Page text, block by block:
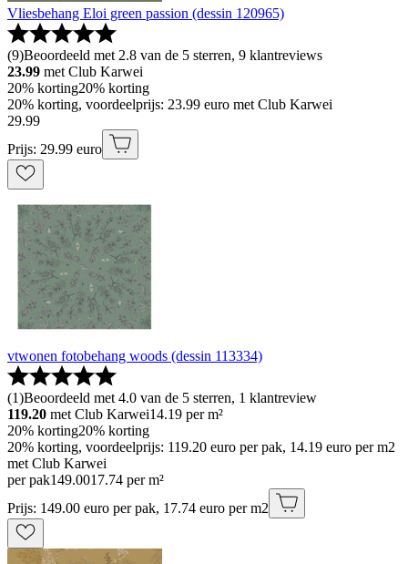
Vliesbehang Eloi green passion (dessin 120965)
(9)Beoordeeld met 2.8 van de 5 sterren, 9 klantreviews
23.99 met Club Karwei
20% korting20% korting
20% korting, voordeelprijs: 23.99 euro met Club Karwei
29.99
Prijs: 29.99 euro
vtwonen fotobehang woods (dessin 113334)
(1)Beoordeeld met 4.0 van de 5 sterren, 1 klantreview
119.20 met Club Karwei14.19 per m²
20% korting20% korting
20% korting, voordeelprijs: 119.20 euro per pak, 14.19 euro per m2
met Club Karwei
per pak149.0017.74 per m²
Prijs: 149.00 euro per pak, 17.74 euro per m2